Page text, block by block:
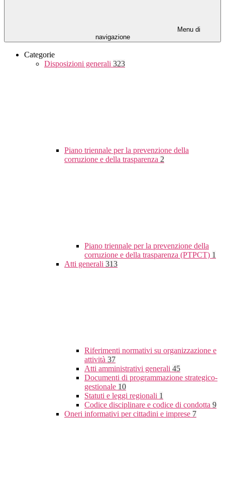
Menu di
navigazione
Categorie
Disposizioni generali 323
Piano triennale per la prevenzione della
corruzione e della trasparenza 2
Piano triennale per la prevenzione della
corruzione e della trasparenza (PTPCT) 1
Atti generali 313
Riferimenti normativi su organizzazione e
attività 37
Atti amministrativi generali 45
Documenti di programmazione strategico-
gestionale 10
Statuti e leggi regionali 1
Codice disciplinare e codice di condotta 9
Oneri informativi per cittadini e imprese 7